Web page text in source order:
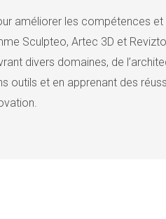
améliorer les compétences
Sculpteo, Artec 3D et
divers domaines, de
outils et en apprenant des